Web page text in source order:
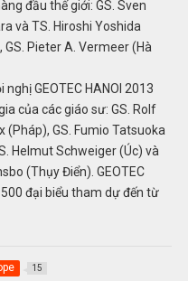
đầu thế giới: GS. Sven
và TS. Hiroshi Yoshida
GS. Pieter A. Vermeer (Hà
GEOTEC HANOI 2013
của các giáo sư: GS. Rolf
(Pháp), GS. Fumio Tatsuoka
Helmut Schweiger (Úc) và
(Thụy Điển). GEOTEC
đại biểu tham dự đến từ
15